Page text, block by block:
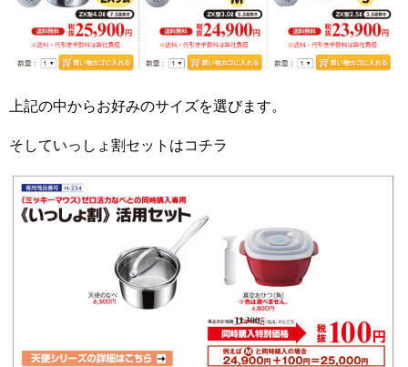
上記の中からお好みのサイズを選びます。
そしていっしょ割セットはコチラ